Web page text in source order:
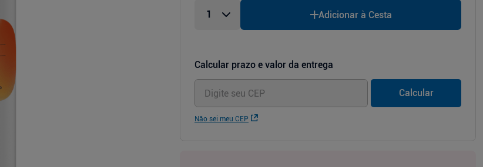
Adicionar à Cesta
Calcular prazo e valor da entrega
Não sei meu CEP
Calcular